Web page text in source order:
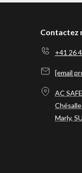
Contactez
+41 26
[email
AC
Marly,